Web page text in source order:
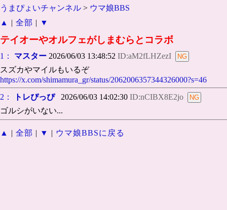
うまぴょいチャンネル > ウマ娘BBS
▲
| 全部 | ▼
テイオーやオルフェがしまむらとコラボ
1： マスター 2026/06/03 13:48:52 ID:aM2fLHZezI
スズカやマイルもいるぞ
https://x.com/shimamura_gr/status/2062006357344326000?s=46
2：
トレぴっぴ2026/06/03 14:02:30 ID:nCIBX8E2jo
ゴルシがいない...
▲ | 全部 | ▼ | ウマ娘BBSに戻る